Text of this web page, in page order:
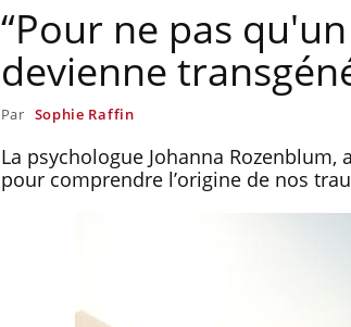
“Pour ne pas
devienne
Par Sophie Raffin
La psychologue Johanna
pour comprendre l’origine de nos